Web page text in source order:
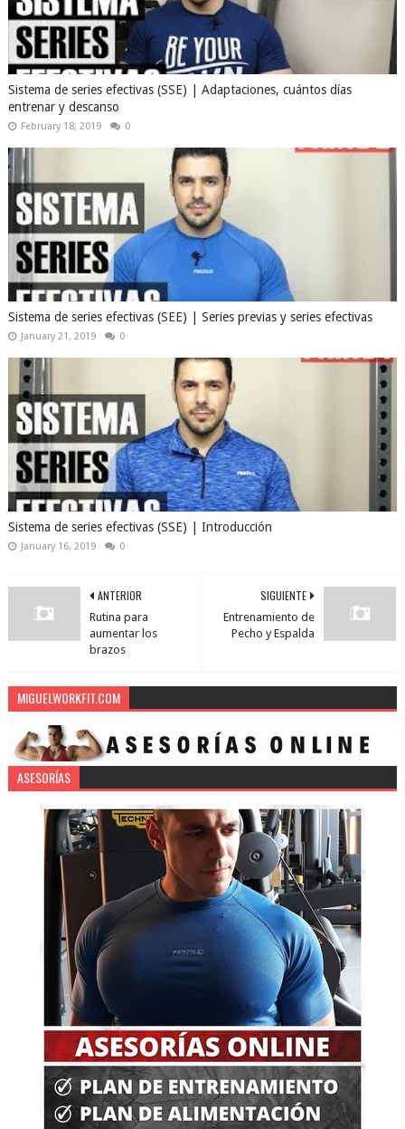
Sistema de series efectivas (SSE) | Adaptaciones, cuántos días
entrenar y descanso
February 18, 2019 0
Sistema de series efectivas (SEE) | Series previas y series efectivas
January 21, 2019 0
Sistema de series efectivas (SSE) | Introducción
January 16, 2019 0
SIGUIENTE
Entrenamiento de
Pecho y Espalda
ANTERIOR
Rutina para
aumentar los
brazos
MIGUELWORKFIT.COM
ASESORÍAS